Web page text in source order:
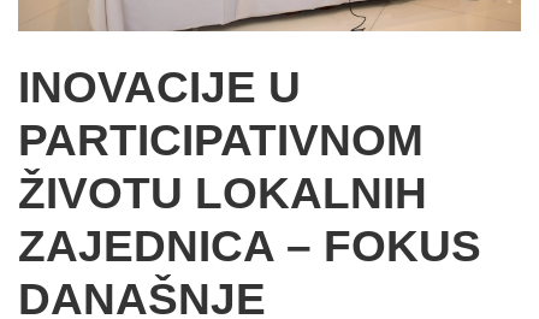
INOVACIJE U
PARTICIPATIVNOM
ŽIVOTU LOKALNIH
ZAJEDNICA – FOKUS
DANAŠNJE